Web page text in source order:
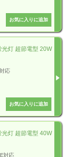
灯 超節電型 20W
対応
灯 超節電型 40W
対応